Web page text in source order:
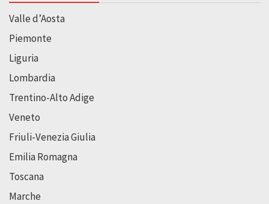
Valle d’Aosta
Piemonte
Liguria
Lombardia
Trentino-Alto Adige
Veneto
Friuli-Venezia Giulia
Emilia Romagna
Toscana
Marche